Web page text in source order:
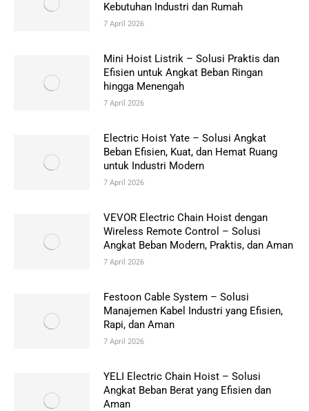
Kebutuhan Industri dan Rumah
7 April 2026
Mini Hoist Listrik – Solusi Praktis dan
Efisien untuk Angkat Beban Ringan
hingga Menengah
7 April 2026
Electric Hoist Yate – Solusi Angkat
Beban Efisien, Kuat, dan Hemat Ruang
untuk Industri Modern
7 April 2026
VEVOR Electric Chain Hoist dengan
Wireless Remote Control – Solusi
Angkat Beban Modern, Praktis, dan Aman
7 April 2026
Festoon Cable System – Solusi
Manajemen Kabel Industri yang Efisien,
Rapi, dan Aman
7 April 2026
YELI Electric Chain Hoist – Solusi
Angkat Beban Berat yang Efisien dan
Aman